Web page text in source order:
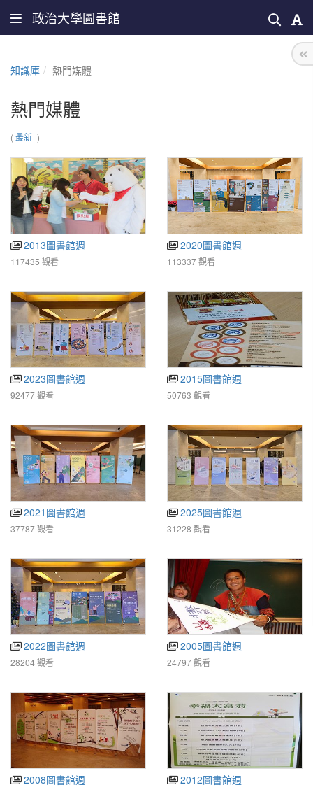
政治大學圖書館
知識庫 熱門媒體
熱門媒體
(最新 )
2013圖書館週
117435 觀看
2020圖書館週
113337 觀看
2023圖書館週
92477 觀看
2015圖書館週
50763 觀看
2021圖書館週
37787 觀看
2025圖書館週
31228 觀看
2022圖書館週
28204 觀看
2005圖書館週
24797 觀看
2008圖書館週 2012圖書館週